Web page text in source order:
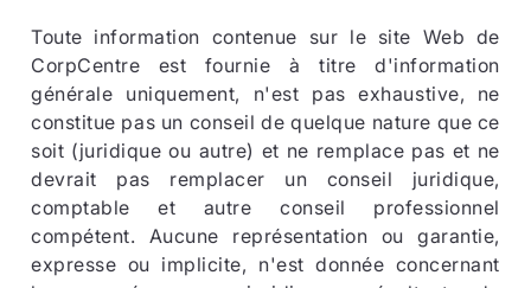
Toute information contenue sur le site Web de
CorpCentre est fournie à titre d'information
générale uniquement, n'est pas exhaustive, ne
constitue pas un conseil de quelque nature que ce
soit (juridique ou autre) et ne remplace pas et ne
devrait pas remplacer un conseil juridique,
comptable et autre conseil professionnel
compétent. Aucune représentation ou garantie,
expresse ou implicite, n'est donnée concernant